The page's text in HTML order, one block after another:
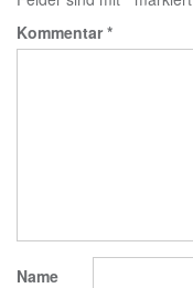
Kommentar*
Name